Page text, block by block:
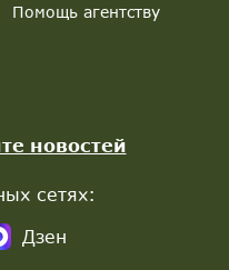
Помощь агентству
новостей
сетях:
Дзен